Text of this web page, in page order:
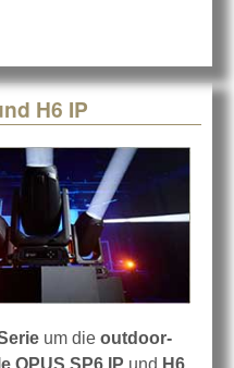
H6 IP
um die outdoor-
OPUS SP6 IP und H6